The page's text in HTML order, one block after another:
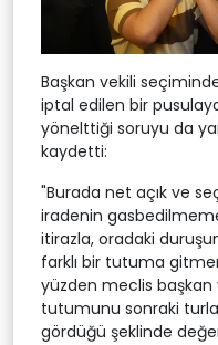
Başkan vekili
iptal edilen bir
yönelttiği soruyu da
kaydetti:
"Burada net açık ve
iradenin
itirazla, oradaki
farklı bir tutuma
yüzden meclis başkan
tutumunu sonraki
gördüğü şeklinde